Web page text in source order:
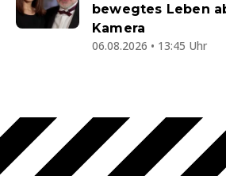
bewegtes Leben
Kamera
06.08.2026 • 13:45 Uhr